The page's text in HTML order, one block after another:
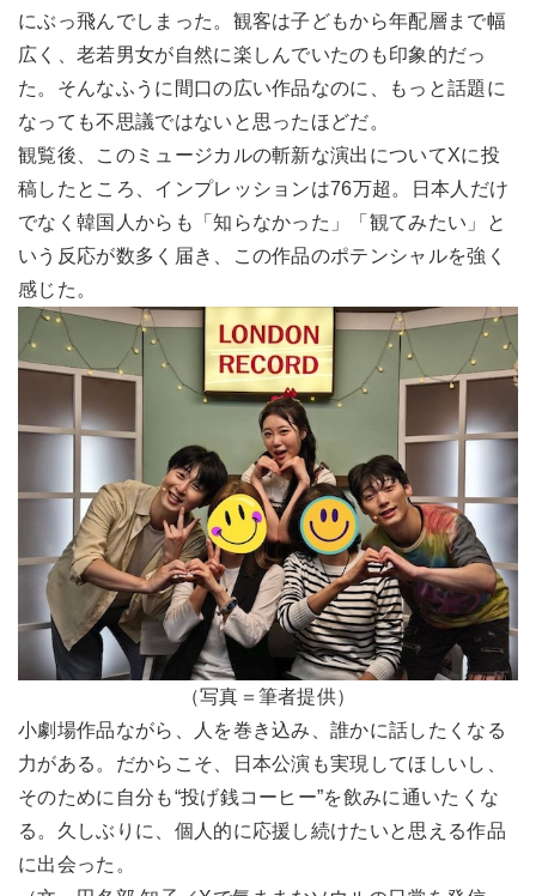
にぶっ飛んでしまった。観客は子どもから年配層まで幅
広く、老若男女が自然に楽しんでいたのも印象的だっ
た。そんなふうに間口の広い作品なのに、もっと話題に
なっても不思議ではないと思ったほどだ。
観覧後、このミュージカルの斬新な演出についてXに投
稿したところ、インプレッションは76万超。日本人だけ
でなく韓国人からも「知らなかった」「観てみたい」と
いう反応が数多く届き、この作品のポテンシャルを強く
感じた。
（写真＝筆者提供）
小劇場作品ながら、人を巻き込み、誰かに話したくなる
力がある。だからこそ、日本公演も実現してほしいし、
そのために自分も“投げ銭コーヒー”を飲みに通いたくな
る。久しぶりに、個人的に応援し続けたいと思える作品
に出会った。